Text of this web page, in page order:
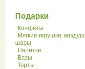
Подарки
Конфеты
Мягкие игрушки,
шары
Напитки
Вазы
Торты